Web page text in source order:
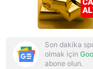
Son dakika
olmak için
abone olun.